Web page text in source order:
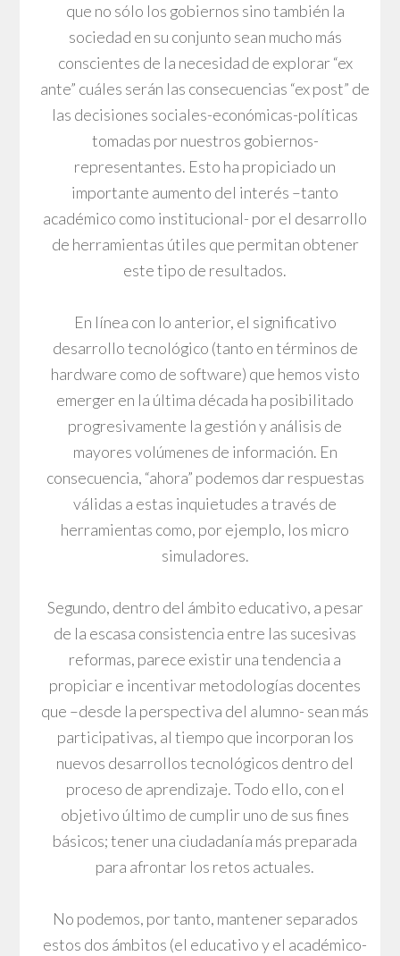
que no sólo los gobiernos sino también la
sociedad en su conjunto sean mucho más
conscientes de la necesidad de explorar “ex
ante” cuáles serán las consecuencias “ex post” de
las decisiones sociales-económicas-políticas
tomadas por nuestros gobiernos-
representantes. Esto ha propiciado un
importante aumento del interés –tanto
académico como institucional- por el desarrollo
de herramientas útiles que permitan obtener
este tipo de resultados.
En línea con lo anterior, el significativo
desarrollo tecnológico (tanto en términos de
hardware como de software) que hemos visto
emerger en la última década ha posibilitado
progresivamente la gestión y análisis de
mayores volúmenes de información. En
consecuencia, “ahora” podemos dar respuestas
válidas a estas inquietudes a través de
herramientas como, por ejemplo, los micro
simuladores.
Segundo, dentro del ámbito educativo, a pesar
de la escasa consistencia entre las sucesivas
reformas, parece existir una tendencia a
propiciar e incentivar metodologías docentes
que –desde la perspectiva del alumno- sean más
participativas, al tiempo que incorporan los
nuevos desarrollos tecnológicos dentro del
proceso de aprendizaje. Todo ello, con el
objetivo último de cumplir uno de sus fines
básicos; tener una ciudadanía más preparada
para afrontar los retos actuales.
No podemos, por tanto, mantener separados
estos dos ámbitos (el educativo y el académico-